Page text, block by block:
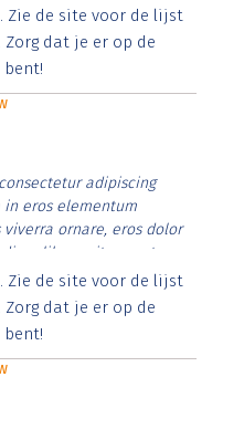
cursus id rutrum lorem
tristique posuere.
Zie de site voor de lijst
dat je er op de
adipiscing
in eros elementum
ornare, eros dolor
libero vitae erat.
cursus id rutrum lorem
tristique posuere.
Zie de site voor de lijst
dat je er op de